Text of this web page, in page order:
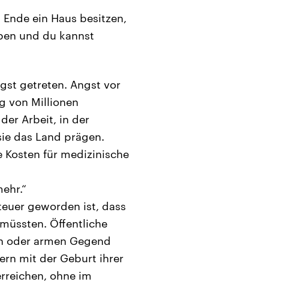
ein Haus besitzen,
und du kannst
getreten. Angst vor
von Millionen
der Arbeit, in der
das Land prägen.
Kosten für medizinische
geworden ist, dass
Öffentliche
oder armen Gegend
mit der Geburt ihrer
ohne im